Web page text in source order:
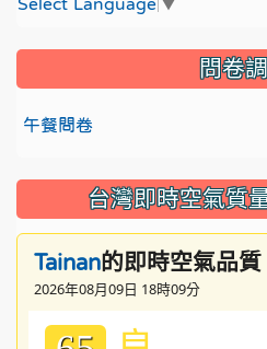
問卷
午餐問卷
台灣即時空氣質
Tainan的即時空氣品質
2026年08月09日 18時09分